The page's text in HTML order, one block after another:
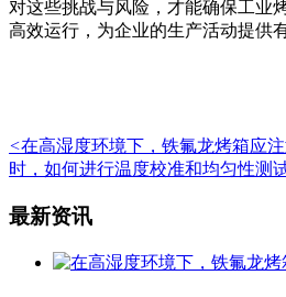
对这些挑战与风险，才能确保工业
高效运行，为企业的生产活动提供
<在高湿度环境下，铁氟龙烤箱应注
时，如何进行温度校准和均匀性测
最新资讯